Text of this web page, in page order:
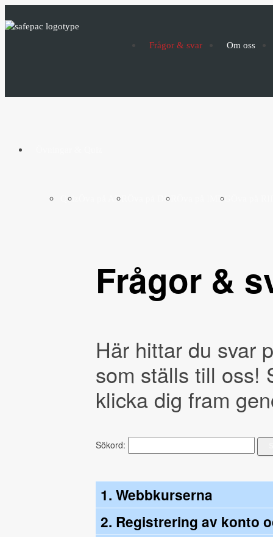
Frågor & svar Om oss
Quiz Öva på ADR Öva på DGR Öva på IMDG
Frågor &
Här hittar du svar
som ställs till oss!
klicka dig fram
Sökord:
1. Webbkurserna
2. Registrering av konto